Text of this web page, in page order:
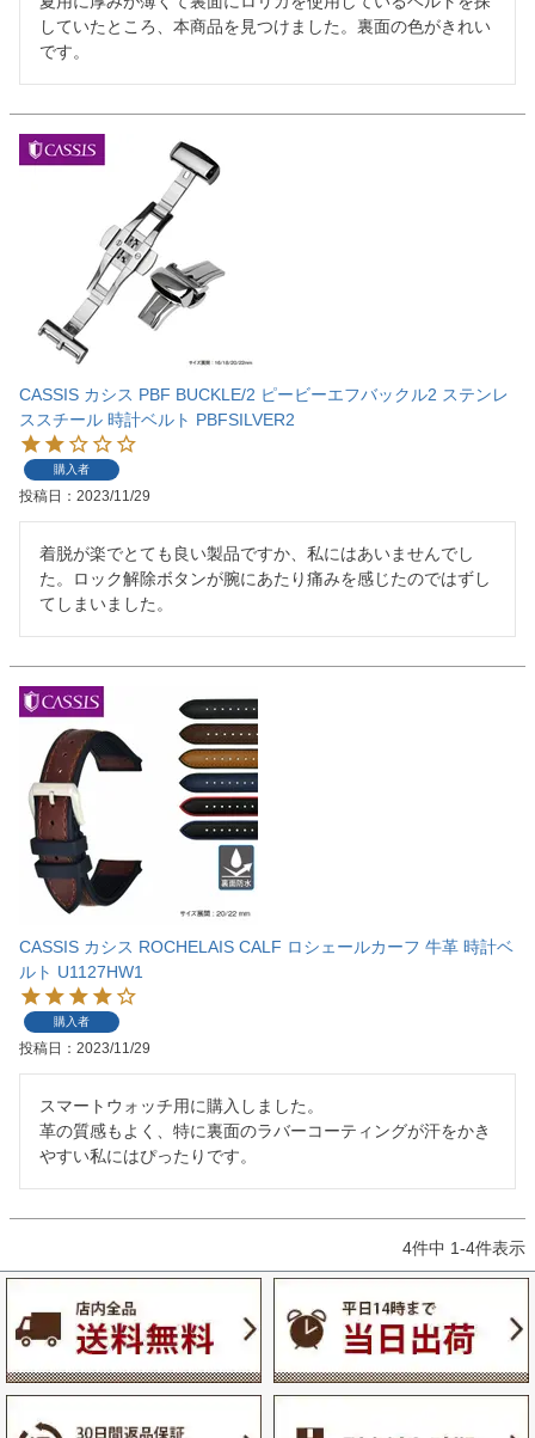
していたところ、本商品を見つけました。裏面の色がきれい
です。
CASSIS カシス PBF BUCKLE/2 ピービーエフバックル2 ステンレ
ススチール 時計ベルト PBFSILVER2
購入者
投稿日 2023/11/29
着脱が楽でとても良い製品ですか、私にはあいませんでし
た。ロック解除ボタンが腕にあたり痛みを感じたのではずし
てしまいました。
CASSIS カシス ROCHELAIS CALF ロシェールカーフ 牛革 時計ベ
ルト U1127HW1
購入者
投稿日 2023/11/29
スマートウォッチ用に購入しました。
革の質感もよく、特に裏面のラバーコーティングが汗をかき
やすい私にはぴったりです。
4件中 1-4件表示